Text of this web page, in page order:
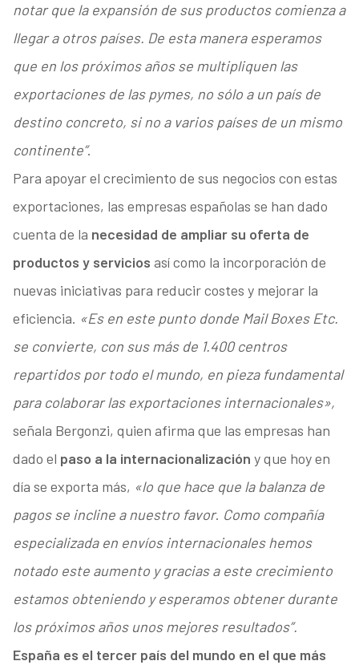
notar que la expansión de sus productos comienza a
llegar a otros países. De esta manera esperamos
que en los próximos años se multipliquen las
exportaciones de las pymes, no sólo a un país de
destino concreto, si no a varios países de un mismo
continente”.
Para apoyar el crecimiento de sus negocios con estas
exportaciones, las empresas españolas se han dado
cuenta de la necesidad de ampliar su oferta de
productos y servicios así como la incorporación de
nuevas iniciativas para reducir costes y mejorar la
eficiencia. «Es en este punto donde Mail Boxes Etc.
se convierte, con sus más de 1.400 centros
repartidos por todo el mundo, en pieza fundamental
para colaborar las exportaciones internacionales»,
señala Bergonzi, quien afirma que las empresas han
dado el paso a la internacionalización y que hoy en
día se exporta más, «lo que hace que la balanza de
pagos se incline a nuestro favor. Como compañía
especializada en envíos internacionales hemos
notado este aumento y gracias a este crecimiento
estamos obteniendo y esperamos obtener durante
los próximos años unos mejores resultados”.
España es el tercer país del mundo en el que más